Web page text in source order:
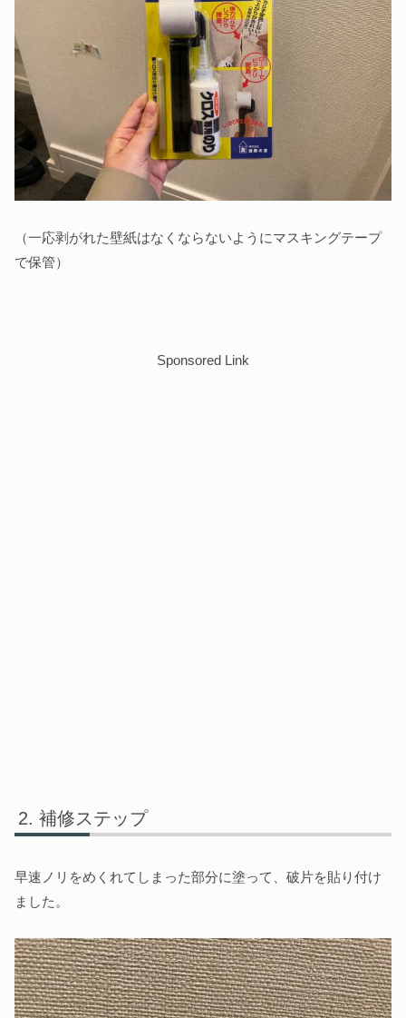
（一応剥がれた壁紙はなくならないようにマスキングテープ
で保管）
Sponsored Link
補修ステップ
早速ノリをめくれてしまった部分に塗って、破片を貼り付け
ました。